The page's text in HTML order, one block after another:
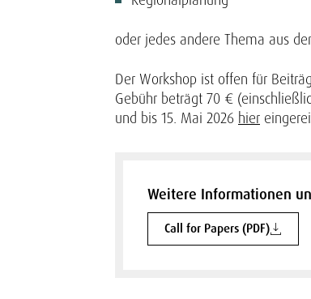
oder jedes andere Thema aus
Der Workshop ist offen für
Gebühr beträgt 70 €
und bis 15. Mai 2026 hier
Weitere Informationen
Call for Papers (PDF)